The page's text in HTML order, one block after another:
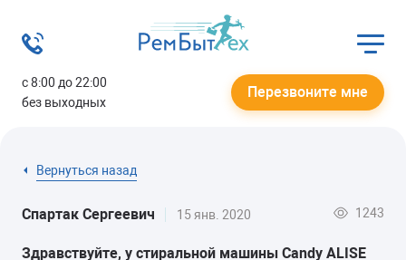
с 8:00 до 22:00
без выходных
Перезвоните мне
Вернуться назад
Спартак Сергеевич 15 янв. 2020 1243
Здравствуйте, у стиральной машины Candy ALISE